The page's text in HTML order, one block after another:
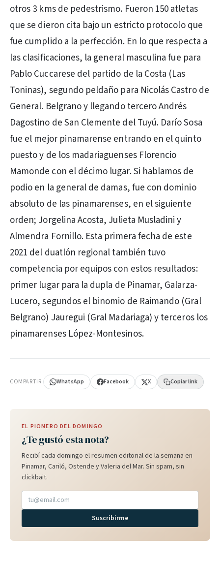
otros 3 kms de pedestrismo. Fueron 150 atletas
que se dieron cita bajo un estricto protocolo que
fue cumplido a la perfección. En lo que respecta a
las clasificaciones, la general masculina fue para
Pablo Cuccarese del partido de la Costa (Las
Toninas), segundo peldaño para Nicolás Castro de
General. Belgrano y llegando tercero Andrés
Dagostino de San Clemente del Tuyú. Darío Sosa
fue el mejor pinamarense entrando en el quinto
puesto y de los madariaguenses Florencio
Mamonde con el décimo lugar. Si hablamos de
podio en la general de damas, fue con dominio
absoluto de las pinamarenses, en el siguiente
orden; Jorgelina Acosta, Julieta Musladini y
Almendra Fornillo. Esta primera fecha de este
2021 del duatlón regional también tuvo
competencia por equipos con estos resultados:
primer lugar para la dupla de Pinamar, Galarza-
Lucero, segundos el binomio de Raimando (Gral
Belgrano) Jauregui (Gral Madariaga) y terceros los
pinamarenses López-Montesinos.
COMPARTIR WhatsApp Facebook X Copiar link
EL PIONERO DEL DOMINGO
¿Te gustó esta nota?
Recibí cada domingo el resumen editorial de la semana en
Pinamar, Cariló, Ostende y Valeria del Mar. Sin spam, sin
clickbait.
Suscribirme